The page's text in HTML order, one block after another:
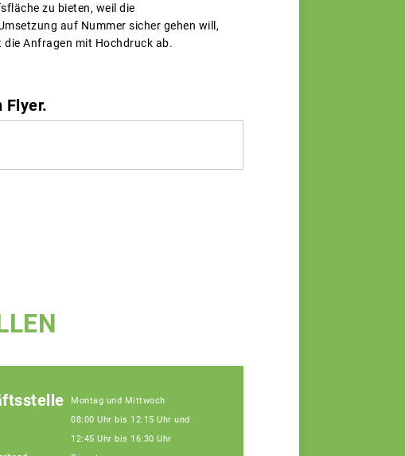
zu bieten, weil die
auf Nummer sicher gehen will,
die Anfragen mit Hochdruck ab.
Flyer.
Montag und Mittwoch
08:00 Uhr bis 12:15 Uhr und
12:45 Uhr bis 16:30 Uhr